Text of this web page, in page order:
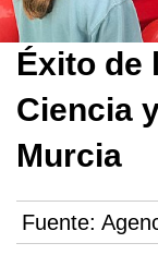
Éxito de
Ciencia
Murcia
Fuente: